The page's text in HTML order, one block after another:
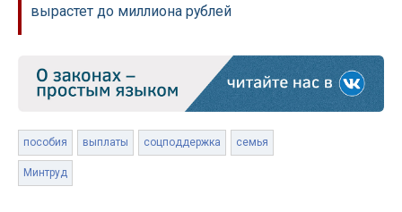
вырастет до миллиона рублей
пособия выплаты соцподдержка семья
Минтруд